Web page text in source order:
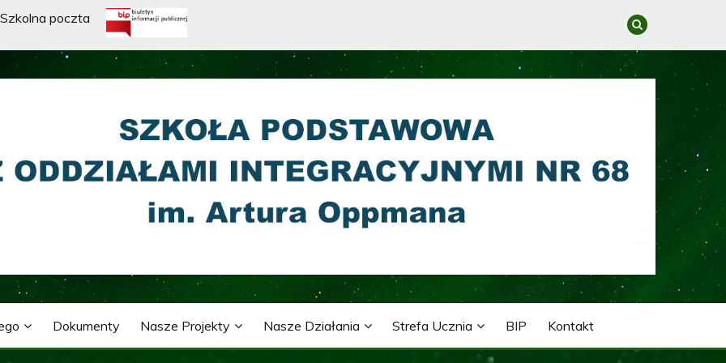
Szkolna poczta
Z ODDZIAŁAMI INTEGRACYJNYMI NR 68 IM.
ARTURA OPPMANA
Dokumenty Nasze Projekty Nasze Działania Strefa Ucznia BIP Kontakt